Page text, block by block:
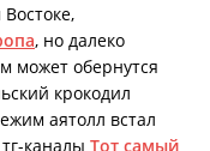
, но далеко
может обернутся
крокодил
аятолл встал
каналы Тот самый